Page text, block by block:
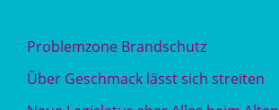
Problemzone Brandschutz
Über Geschmack lässt sich streiten